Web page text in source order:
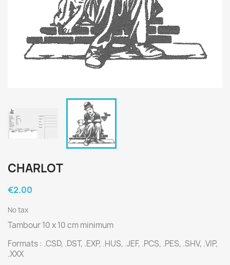
CHARLOT
€2.00
No tax
Tambour 10 x 10 cm minimum
Formats : .CSD, .DST, .EXP, .HUS, .JEF, .PCS, .PES, .SHV, .VIP,
.XXX